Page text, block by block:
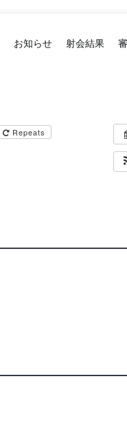
お知らせ 射会結果
Repeats